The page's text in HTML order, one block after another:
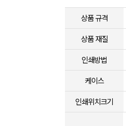
상품 규격
상품 재질
인쇄방법
케이스
인쇄위치크기